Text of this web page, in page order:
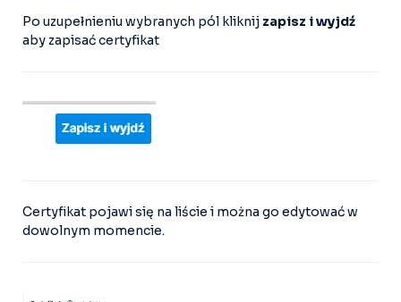
Po uzupełnieniu wybranych pól kliknij zapisz i wyjdź
aby zapisać certyfikat
Certyfikat pojawi się na liście i można go edytować w
dowolnym momencie.